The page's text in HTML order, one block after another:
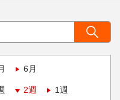
6月
2週 1週